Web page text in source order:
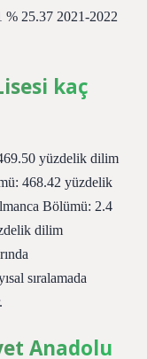
% 25.37 2021-2022
kaç
yüzdelik dilim
468.42 yüzdelik
Bölümü: 2.4
dilim
sıralamada
Anadolu